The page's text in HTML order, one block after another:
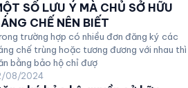
SỐ LƯU Ý MÀ CHỦ SỞ HỮU
CHẾ NÊN BIẾT
trường hợp có nhiều đơn đăng ký các
chế trùng hoặc tương đương với nhau thì
bằng bảo hộ chỉ đượ
08/2024